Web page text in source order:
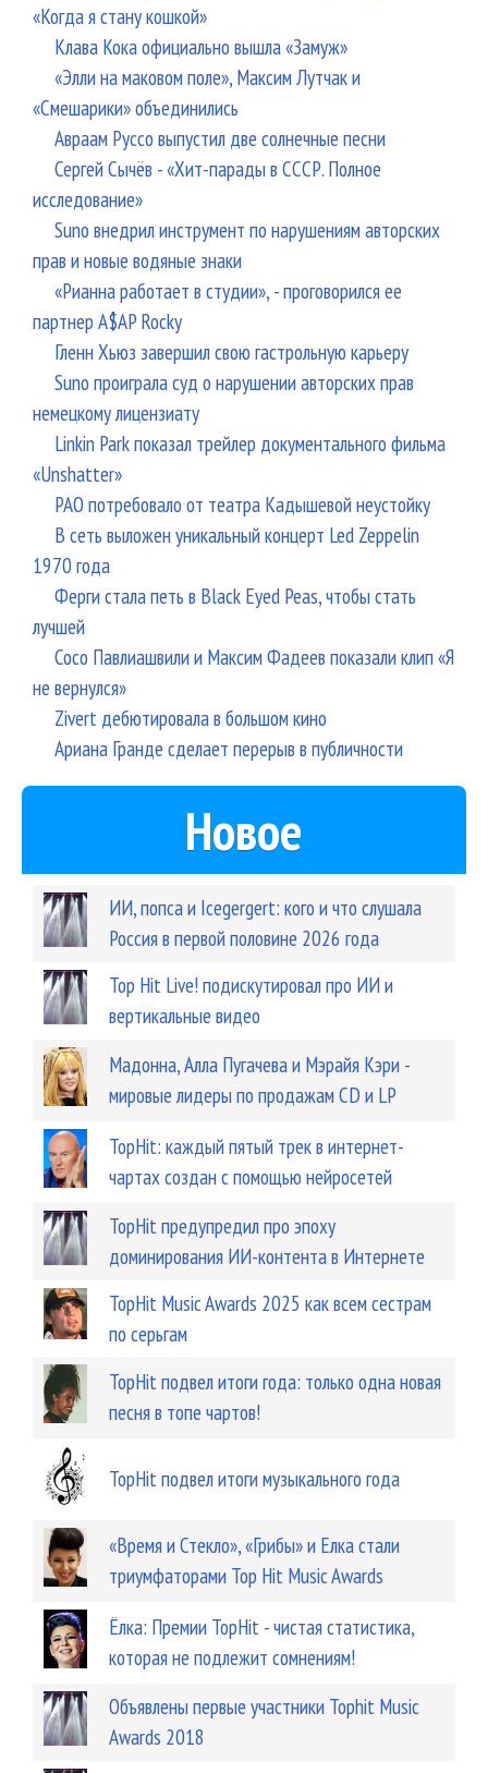
«Когда я стану кошкой»
Клава Кока официально вышла «Замуж»
«Элли на маковом поле», Максим Лутчак и
«Смешарики» объединились
Авраам Руссо выпустил две солнечные песни
Сергей Сычёв - «Хит-парады в СССР. Полное
исследование»
Suno внедрил инструмент по нарушениям авторских
прав и новые водяные знаки
«Рианна работает в студии», - проговорился ее
партнер A$AP Rocky
Гленн Хьюз завершил свою гастрольную карьеру
Suno проиграла суд о нарушении авторских прав
немецкому лицензиату
Linkin Park показал трейлер документального фильма
«Unshatter»
РАО потребовало от театра Кадышевой неустойку
В сеть выложен уникальный концерт Led Zeppelin
1970 года
Ферги стала петь в Black Eyed Peas, чтобы стать
лучшей
Сосо Павлиашвили и Максим Фадеев показали клип «Я
не вернулся»
Zivert дебютировала в большом кино
Ариана Гранде сделает перерыв в публичности
Новое
ИИ, попса и Icegergert: кого и что слушала
Россия в первой половине 2026 года
Top Hit Live! подискутировал про ИИ и
вертикальные видео
Мадонна, Алла Пугачева и Мэрайя Кэри -
мировые лидеры по продажам CD и LP
TopHit: каждый пятый трек в интернет-
чартах создан с помощью нейросетей
TopHit предупредил про эпоху
доминирования ИИ-контента в Интернете
TopHit Music Awards 2025 как всем сестрам
по серьгам
TopHit подвел итоги года: только одна новая
песня в топе чартов!
TopHit подвел итоги музыкального года
«Время и Стекло», «Грибы» и Елка стали
триумфаторами Top Hit Music Awards
Ёлка: Премии TopHit - чистая статистика,
которая не подлежит сомнениям!
Объявлены первые участники Tophit Music
Awards 2018